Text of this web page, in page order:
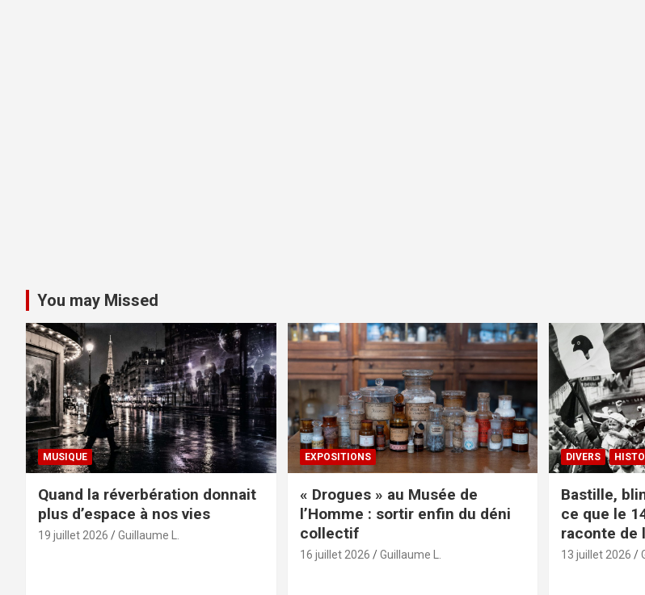
You may Missed
MUSIQUE
Quand la réverbération donnait
plus d’espace à nos vies
19 juillet 2026 Guillaume L.
EXPOSITIONS
« Drogues » au Musée de
l’Homme : sortir enfin du déni
collectif
16 juillet 2026 Guillaume L.
DIVERS
Bastille,
ce que le
raconte de
13 juillet 2026